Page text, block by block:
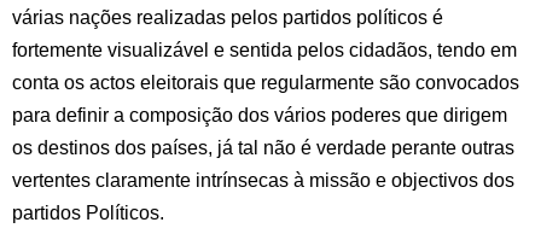
várias nações realizadas pelos partidos políticos é
fortemente visualizável e sentida pelos cidadãos, tendo em
conta os actos eleitorais que regularmente são convocados
para definir a composição dos vários poderes que dirigem
os destinos dos países, já tal não é verdade perante outras
vertentes claramente intrínsecas à missão e objectivos dos
partidos Políticos.